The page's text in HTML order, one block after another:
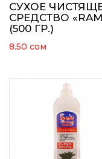
СУХОЕ
СРЕДСТВО
(500 ГР.)
8.50 сом